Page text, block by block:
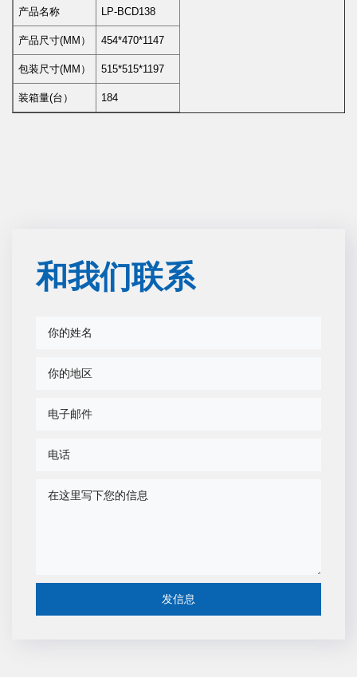
产品名称 LP-BCD138
产品尺寸(MM） 454*470*1147
包装尺寸(MM） 515*515*1197
装箱量(台） 184
和我们联系